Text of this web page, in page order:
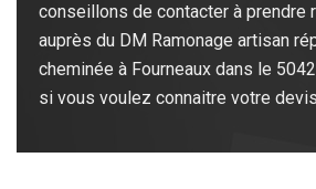
conseillons de contacter à prendre
auprès du DM Ramonage artisan
cheminée à Fourneaux dans le
si vous voulez connaitre votre